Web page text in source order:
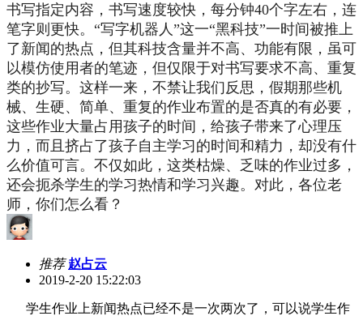
书写指定内容，书写速度较快，每分钟40个字左右，连
笔字则更快。“写字机器人”这一“黑科技”一时间被推上
了新闻的热点， 但其科技含量并不高、功能有限，虽可
以模仿使用者的笔迹，但仅限于对书写要求不高、重复
类的抄写。这样一来，不禁让我们反思， 假期那些机
械、生硬、简单、重复的作业布置的是否真的有必要，
这些作业大量占用孩子的时间，给孩子带来了心理压
力，而且挤占了孩子自主学习的时间和精力，却没有什
么价值可言。不仅如此，这类枯燥、乏味的作业过多，
还会扼杀学生的学习热情和学习兴趣。对此，各位老
师，你们怎么看？
推荐赵占云
2019-2-20 15:22:03
学生作业上新闻热点已经不是一次两次了，可以说学生作